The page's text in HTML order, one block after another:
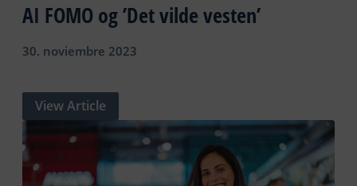
AI FOMO og ’Det vilde vesten’
30. noviembre 2023
View Article